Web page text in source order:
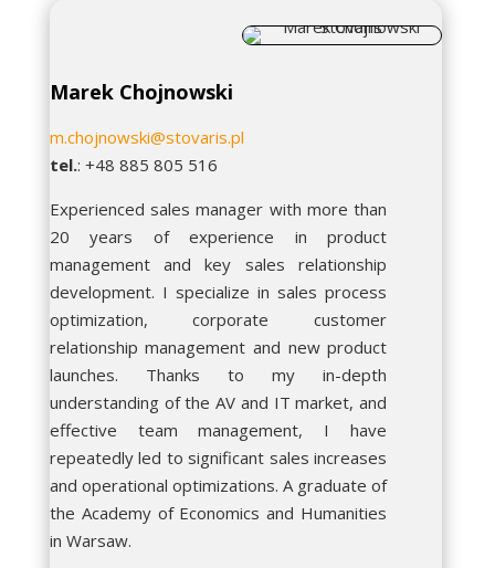
Marek Chojnowski
m.chojnowski@stovaris.pl
tel.: +48 885 805 516
Experienced sales manager with more than
20 years of experience in product
management and key sales relationship
development. I specialize in sales process
optimization, corporate customer
relationship management and new product
launches. Thanks to my in-depth
understanding of the AV and IT market, and
effective team management, I have
repeatedly led to significant sales increases
and operational optimizations. A graduate of
the Academy of Economics and Humanities
in Warsaw.